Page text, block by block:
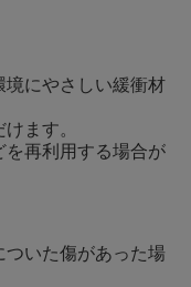
にやさしい緩衝材
ます。
再利用する場合が
いた傷があった場